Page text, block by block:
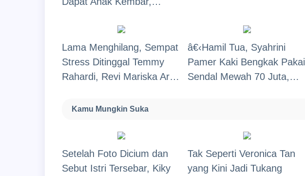
Saat Bercadar Bikin
Terpesona
Lama Menghilang, Sempat
Stress Ditinggal Temmy
Rahardi, Revi Mariska Artis
Pembantu Usai Nikahi Om
â€‹Hamil Tua, Syahrini
Pamer Kaki Bengkak Pakai
Sendal Mewah 70 Juta,
Kamu Mungkin Suka
Setelah Foto Dicium dan
Sebut Istri Tersebar, Kiky
Tak Seperti Veronica Tan
yang Kini Jadi Tukang